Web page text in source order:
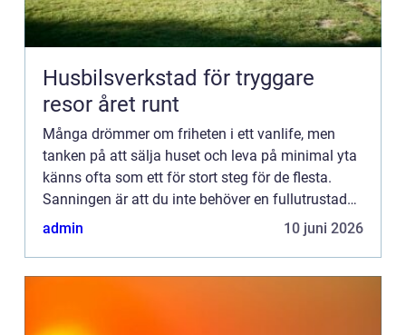
Husbilsverkstad för tryggare
resor året runt
Många drömmer om friheten i ett vanlife, men
tanken på att sälja huset och leva på minimal yta
känns ofta som ett för stort steg för de flesta.
Sanningen är att du inte behöver en fullutrustad
husb...
admin 10 juni 2026